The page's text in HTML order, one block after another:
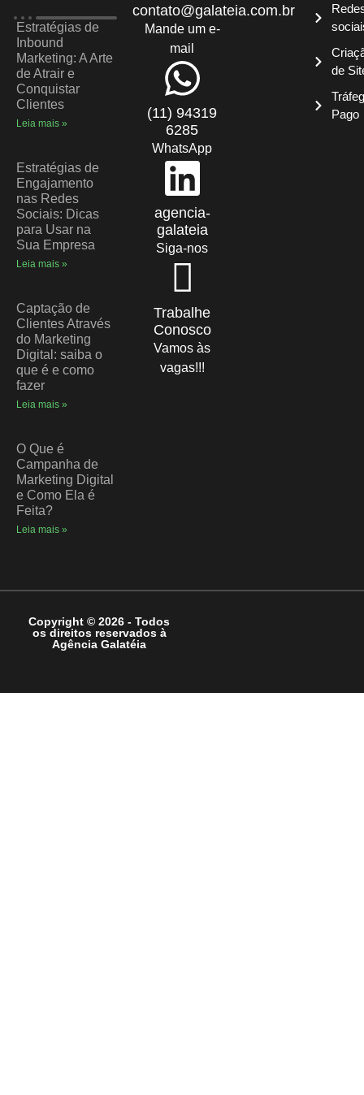
Estratégias de
Inbound
Marketing: A Arte
de Atrair e
Conquistar
Clientes
Leia mais »
Estratégias de
Engajamento
nas Redes
Sociais: Dicas
para Usar na
Sua Empresa
Leia mais »
Captação de
Clientes Através
do Marketing
Digital: saiba o
que é e como
fazer
Leia mais »
O Que é
Campanha de
Marketing Digital
e Como Ela é
Feita?
Leia mais »
contato@galateia.com.br
Mande um e-
mail
(11) 94319
6285
WhatsApp
agencia-
galateia
Siga-nos
Trabalhe
Conosco
Vamos às
vagas!!!
de
Pago
Copyright © 2026 - Todos
os direitos reservados à
Agência Galatéia